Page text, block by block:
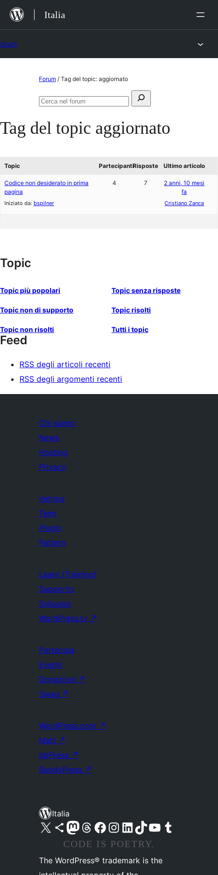
Salta
Italia
Forum / Tag del topic: aggiornato
Cerca:
Cerca
Tag del topic aggiornato
Topic PartecipantiRisposte Ultimo articolo
Codice non desiderato in prima
pagina
Iniziato da: bspilner
4 7
2 anni, 10 mesi
fa
Cristiano Zanca
Topic
Topic più popolari Topic senza risposte
Topic non di supporto Topic risolti
Topic non risolti Tutti i topic
Feed
RSS degli articoli recenti
RSS degli argomenti recenti
Chi siamo
News
Hosting
Privacy
Vetrina
Temi
Plugin
Pattern
Learn (Training)
Supporto
Sviluppo
WordPress.tv ↗
Partecipa
Eventi
Donazioni ↗
Swag ↗
WordPress.com ↗
Matt ↗
bbPress ↗
BuddyPress ↗
Italia
Visita il nostro account X (ex Twitter)
Visita il nostro account Bluesky
Visita il nostro account Mastodon
Visita il nostro account Threads
Visita la nostra pagina Facebook
Visita il nostro account Instagram
Visita il nostro account LinkedIn
Visita il nostro account TikTok
Visita il nostro canale YouTube
Visita il nostro account Tumblr
CODE IS POETRY.
The WordPress® trademark is the